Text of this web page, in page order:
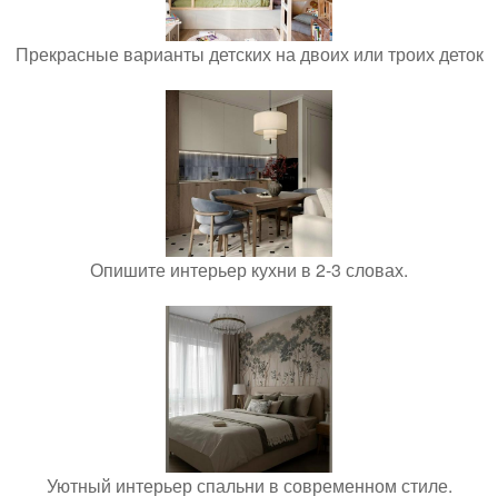
Прекрасные варианты детских на двоих или троих деток
Опишите интерьер кухни в 2-3 словах.
Уютный интерьер спальни в современном стиле.